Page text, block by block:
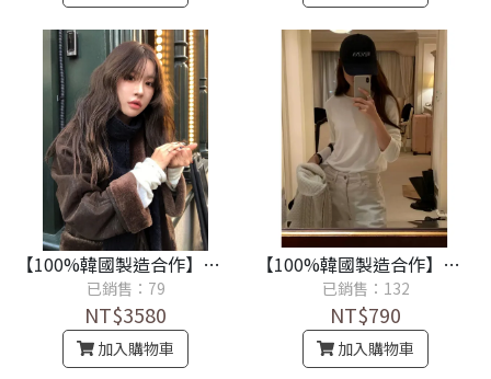
【100%韓國製造合作】韓國設計師more th*n yesterday棕色小熊外套《設計師款100%保證品質佳》
已銷售：79
NT$3580
加入購物車
【100%韓國製造合作】韓國設計師OU*CE氣質簡約純色保暖加絨打底衫《設計師款100%保證品質佳》
已銷售：132
NT$790
加入購物車